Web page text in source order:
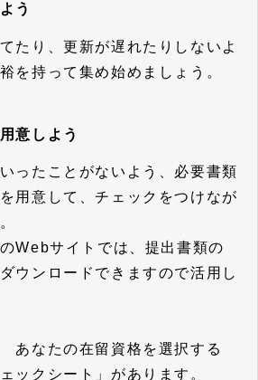
う
たり、更新が遅れたりしないよ
を持って集め始めましょう。
意しよう
ったことがないよう、必要書類
用意して、チェックをつけなが
Webサイトでは、提出書類の
ウンロードできますので活用し
あなたの在留資格を選択する
ックシート」があります。